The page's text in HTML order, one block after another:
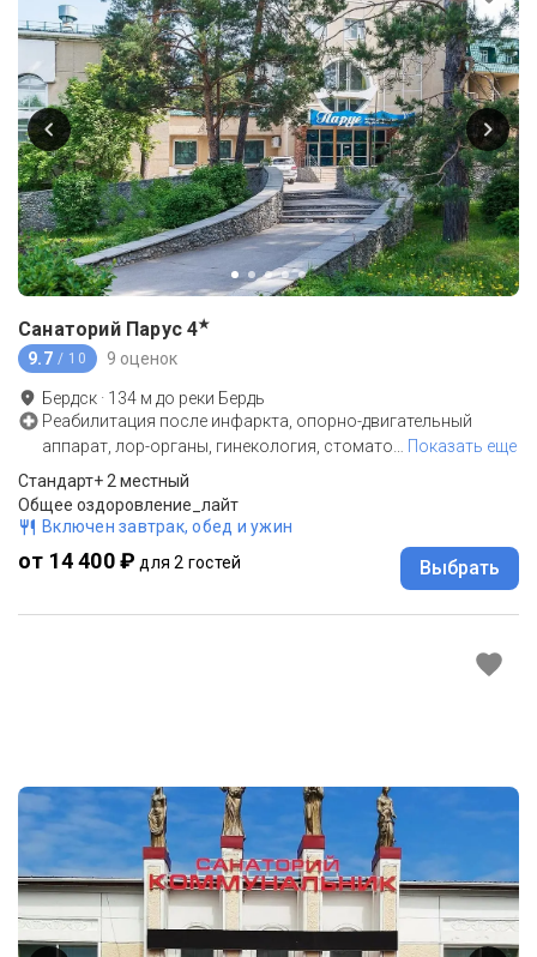
Санаторий Парус 4★
9.7 / 10 9 оценок
Бердск · 134 м до реки Бердь
Реабилитация после инфаркта, опорно-двигательный
аппарат, лор-органы, гинекология, стомато
Показать еще
Стандарт+ 2 местный
Общее оздоровление_лайт
Включен завтрак, обед и ужин
от 14 400 ₽ для 2 гостей Выбрать